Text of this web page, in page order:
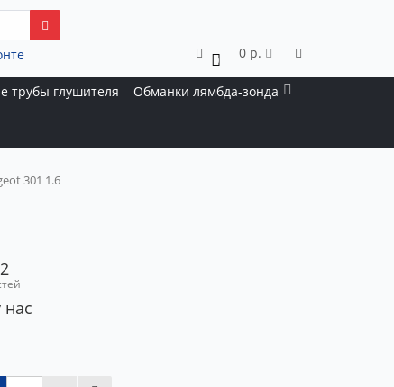
0 0 р.
трубы глушителя Обманки лямбда-зонда
301 1.6
нас